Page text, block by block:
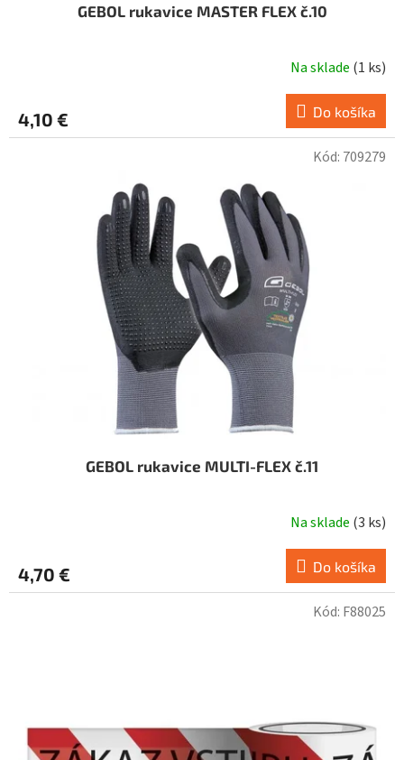
GEBOL rukavice MASTER FLEX č.10
Na sklade (1 ks)
4,10 € Do košíka
GEBOL rukavice MULTI-FLEX č.11
Na sklade (3 ks)
4,70 € Do košíka
Kód: 709279
Kód: F88025